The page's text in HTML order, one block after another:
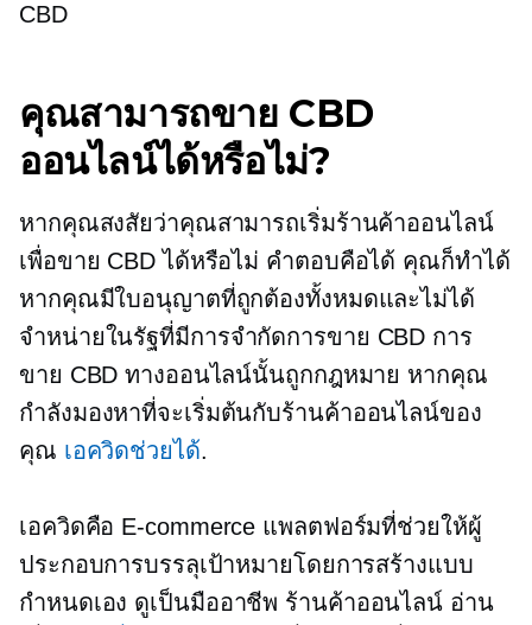
CBD
คุณสามารถขาย CBD
ออนไลน์ได้หรือไม่?
หากคุณสงสัยว่าคุณสามารถเริ่มร้านค้าออนไลน์
เพื่อขาย CBD ได้หรือไม่ คำตอบคือได้ คุณก็ทำได้
หากคุณมีใบอนุญาตที่ถูกต้องทั้งหมดและไม่ได้
จำหน่ายในรัฐที่มีการจำกัดการขาย CBD การ
ขาย CBD ทางออนไลน์นั้นถูกกฎหมาย หากคุณ
กำลังมองหาที่จะเริ่มต้นกับร้านค้าออนไลน์ของ
คุณ เอควิดช่วยได้.
เอควิดคือ E-commerce แพลตฟอร์มที่ช่วยให้ผู้
ประกอบการบรรลุเป้าหมายโดยการสร้างแบบ
กำหนดเอง ดูเป็นมืออาชีพ ร้านค้าออนไลน์ อ่าน